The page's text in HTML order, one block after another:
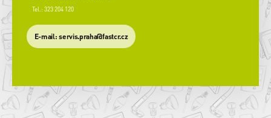
Tel.: 323 204 120
​E-mail: servis.praha@fastcr.cz